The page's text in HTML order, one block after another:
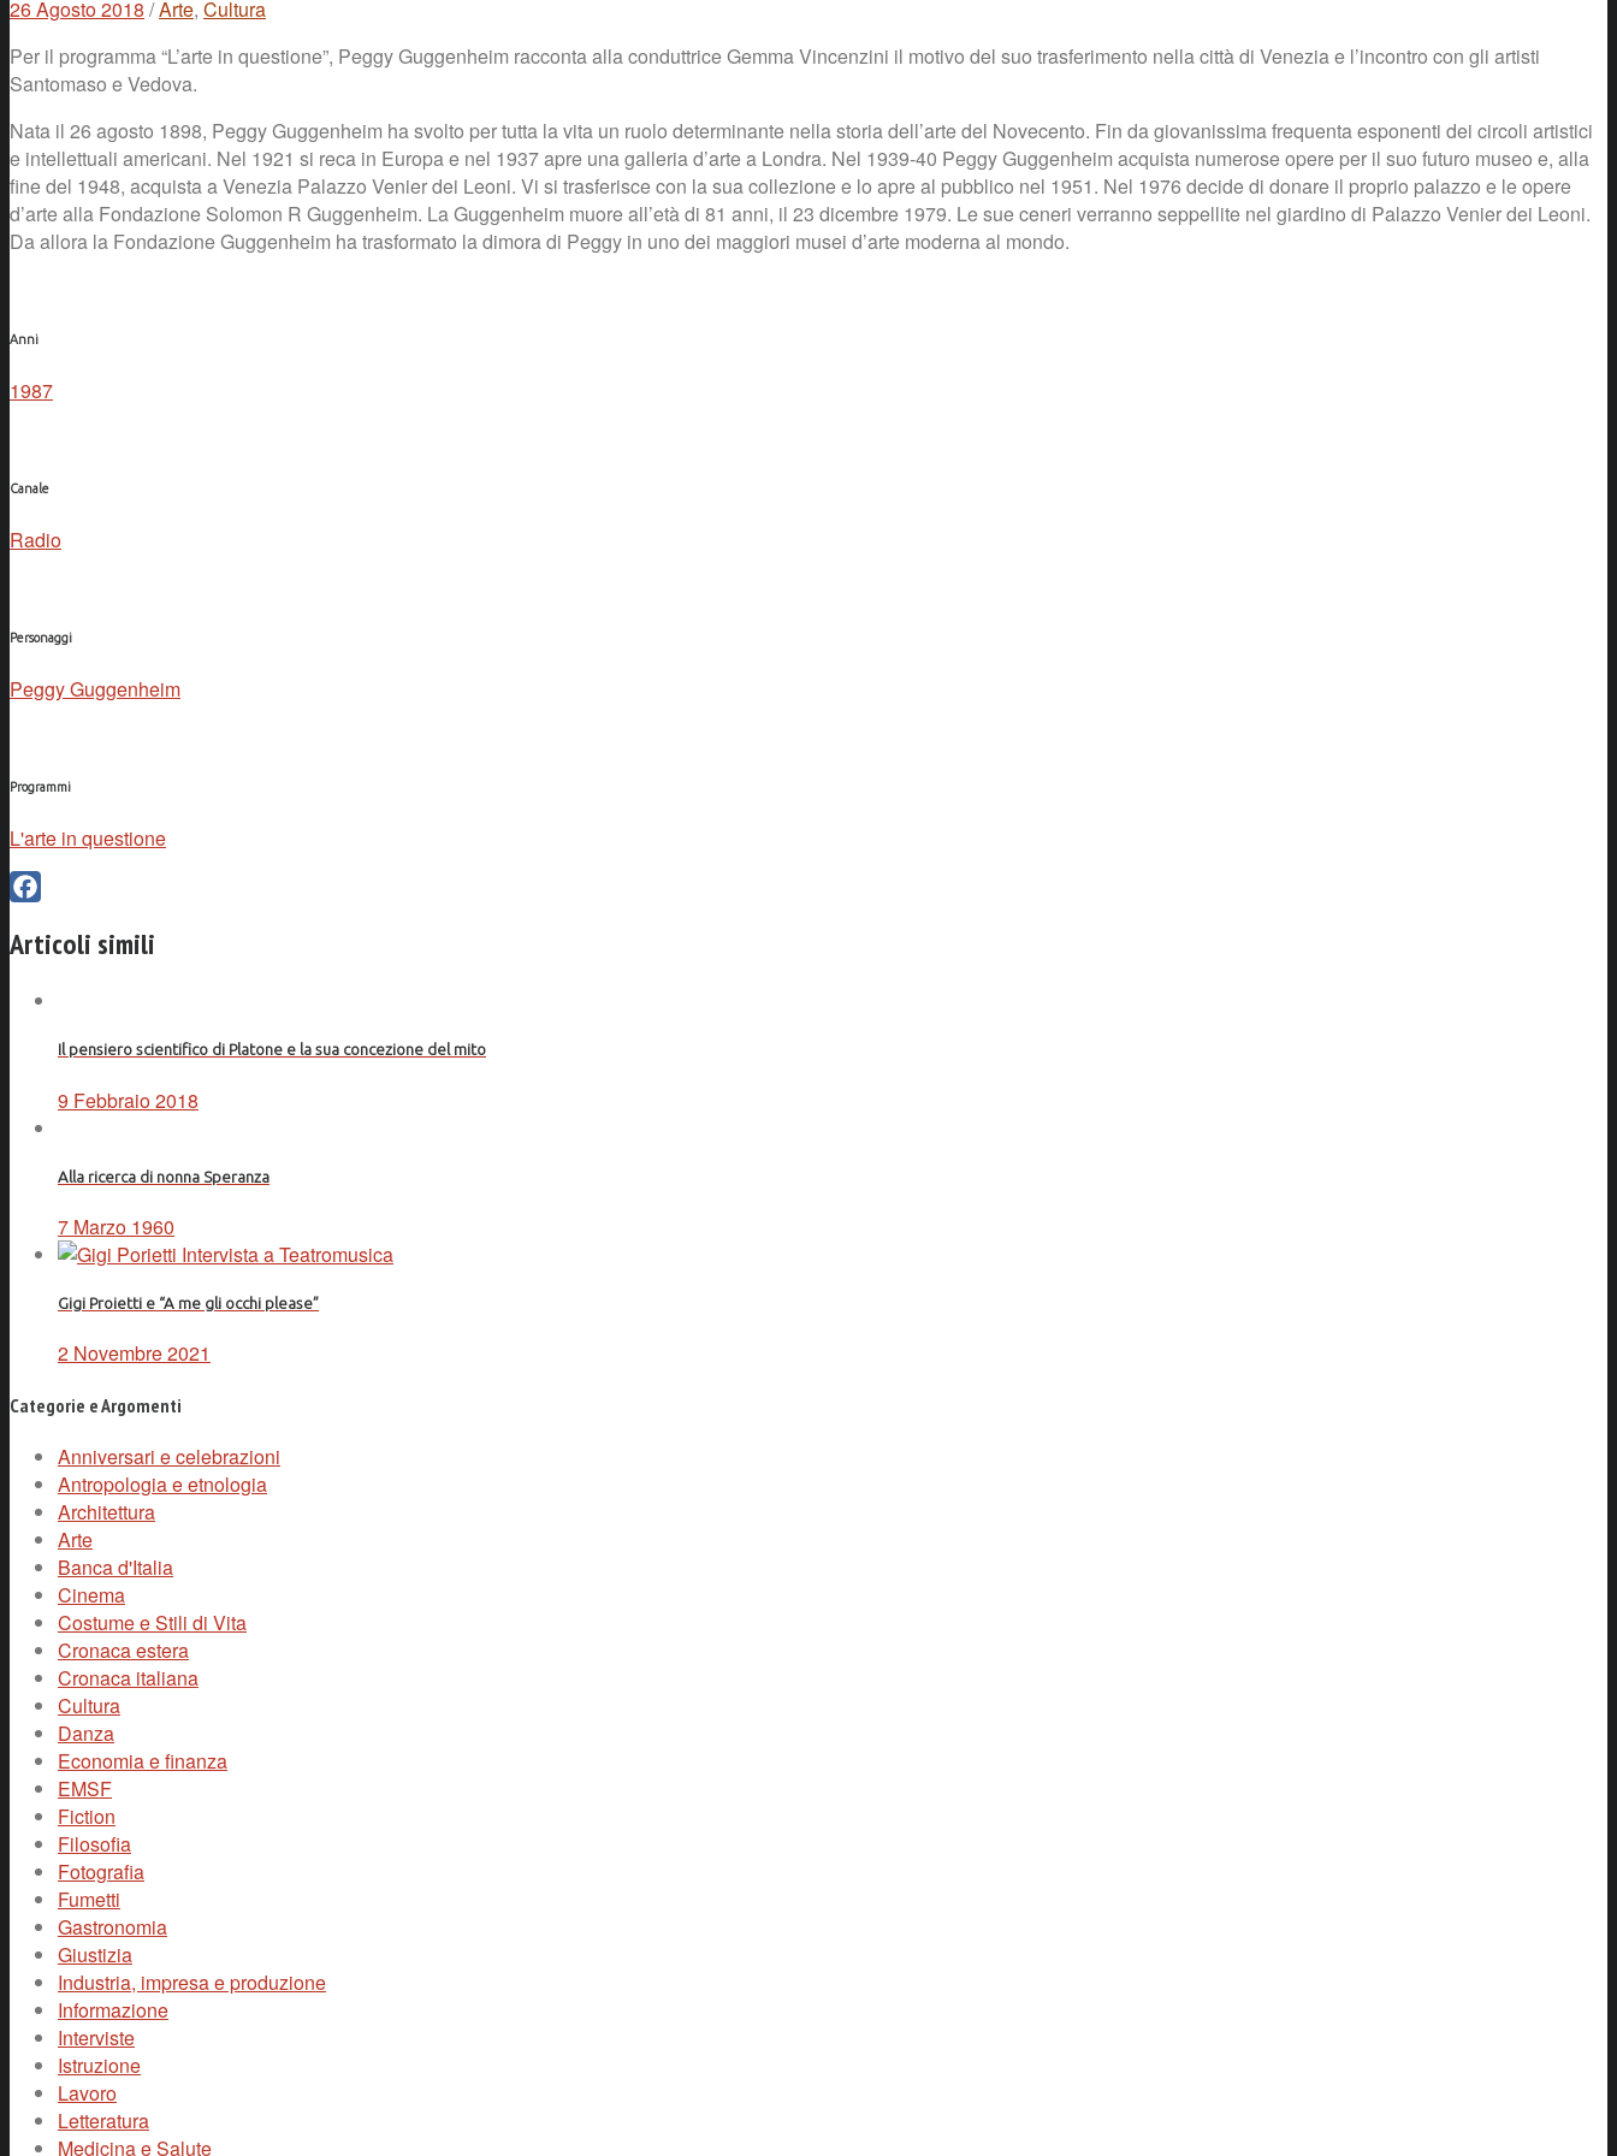
26 Agosto 2018 /Arte, Cultura
Per il programma “L’arte in questione”, Peggy Guggenheim racconta alla conduttrice Gemma Vincenzini il motivo del suo trasferimento nella città di Venezia e l’incontro con gli artisti
Santomaso e Vedova.
Nata il 26 agosto 1898, Peggy Guggenheim ha svolto per tutta la vita un ruolo determinante nella storia dell’arte del Novecento. Fin da giovanissima frequenta esponenti dei circoli artistici
e intellettuali americani. Nel 1921 si reca in Europa e nel 1937 apre una galleria d’arte a Londra. Nel 1939-40 Peggy Guggenheim acquista numerose opere per il suo futuro museo e, alla
fine del 1948, acquista a Venezia Palazzo Venier dei Leoni. Vi si trasferisce con la sua collezione e lo apre al pubblico nel 1951. Nel 1976 decide di donare il proprio palazzo e le opere
d’arte alla Fondazione Solomon R Guggenheim. La Guggenheim muore all’età di 81 anni, il 23 dicembre 1979. Le sue ceneri verranno seppellite nel giardino di Palazzo Venier dei Leoni.
Da allora la Fondazione Guggenheim ha trasformato la dimora di Peggy in uno dei maggiori musei d’arte moderna al mondo.
Anni
1987
Canale
Radio
Personaggi
Peggy Guggenheim
Programmi
L'arte in questione
Articoli simili
Il pensiero scientifico di Platone e la sua concezione del mito
9 Febbraio 2018
Alla ricerca di nonna Speranza
7 Marzo 1960
Gigi Proietti e “A me gli occhi please”
2 Novembre 2021
Categorie e Argomenti
Anniversari e celebrazioni
Antropologia e etnologia
Architettura
Arte
Banca d'Italia
Cinema
Costume e Stili di Vita
Cronaca estera
Cronaca italiana
Cultura
Danza
Economia e finanza
EMSF
Fiction
Filosofia
Fotografia
Fumetti
Gastronomia
Giustizia
Industria, impresa e produzione
Informazione
Interviste
Istruzione
Lavoro
Letteratura
Medicina e Salute